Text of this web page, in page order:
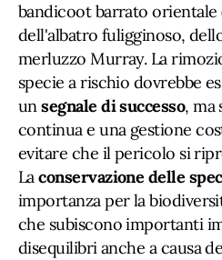
bandicoot barrato orientale
dell'albatro fuligginoso,
merluzzo Murray. La
specie a rischio dovrebbe
unsegnale di successo, ma
continua e una gestione
evitare che il pericolo si
Laconservazione delle
importanza per la
che subiscono importanti
disequilibri anche a causa